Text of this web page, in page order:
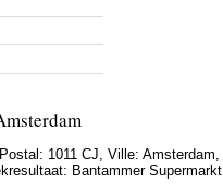
1011 CJ, Ville: Amsterdam,
Bantammer Supermarkt